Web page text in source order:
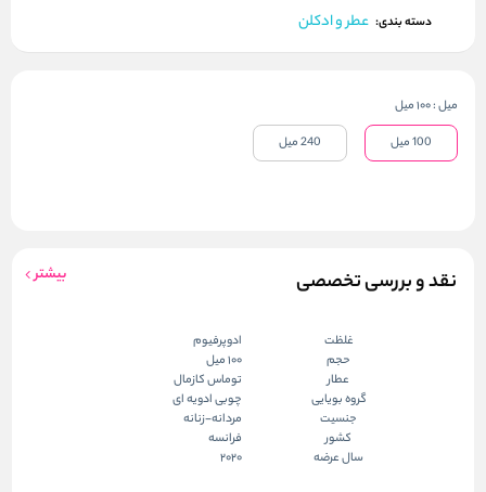
دسته بندی: عطر و ادکلن
نقد و بررسی تخصصی بیشتر
غلظت
ادوپرفیوم
حجم
100 میل
عطار
توماس کازمال
گروه بویایی
چوبی ادویه ای
جنسیت
مردانه-زنانه
کشور
فرانسه
سال عرضه
2020
میل:100 میل
100 میل
240 میل